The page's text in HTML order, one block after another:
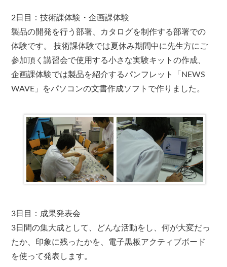
2日目：技術課体験・企画課体験
製品の開発を行う部署、カタログを制作する部署での
体験です。 技術課体験では夏休み期間中に先生方にご
参加頂く講習会で使用する小さな実験キットの作成、
企画課体験では製品を紹介するパンフレット「NEWS
WAVE」をパソコンの文書作成ソフトで作りました。
3日目：成果発表会
3日間の集大成として、どんな活動をし、何が大変だっ
たか、印象に残ったかを、電子黒板アクティブボード
を使って発表します。